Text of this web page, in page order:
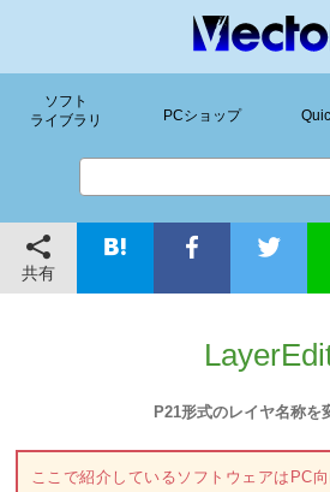
ソフト
ライブラリ
PCショップ
共有
P21形式のレイヤ名称を
ここで紹介しているソフトウェアはPC